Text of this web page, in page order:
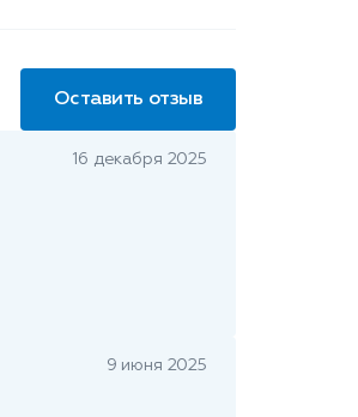
Оставить отзыв
16 декабря 2025
9 июня 2025